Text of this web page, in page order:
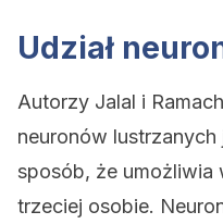
Udział
Autorzy Jalal i
neuronów
sposób, że umożliwia
trzeciej osobie.